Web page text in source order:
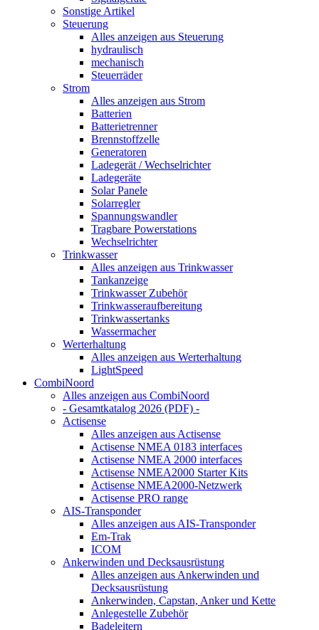
Sonstige Artikel
Steuerung
Alles anzeigen aus Steuerung
hydraulisch
mechanisch
Steuerräder
Strom
Alles anzeigen aus Strom
Batterien
Batterietrenner
Brennstoffzelle
Generatoren
Ladegerät / Wechselrichter
Ladegeräte
Solar Panele
Solarregler
Spannungswandler
Tragbare Powerstations
Wechselrichter
Trinkwasser
Alles anzeigen aus Trinkwasser
Tankanzeige
Trinkwasser Zubehör
Trinkwasseraufbereitung
Trinkwassertanks
Wassermacher
Werterhaltung
Alles anzeigen aus Werterhaltung
LightSpeed
CombiNoord
Alles anzeigen aus CombiNoord
- Gesamtkatalog 2026 (PDF) -
Actisense
Alles anzeigen aus Actisense
Actisense NMEA 0183 interfaces
Actisense NMEA 2000 interfaces
Actisense NMEA2000 Starter Kits
Actisense NMEA2000-Netzwerk
Actisense PRO range
AIS-Transponder
Alles anzeigen aus AIS-Transponder
Em-Trak
ICOM
Ankerwinden und Decksausrüstung
Alles anzeigen aus Ankerwinden und
Decksausrüstung
Ankerwinden, Capstan, Anker und Kette
Anlegestelle Zubehör
Badeleitern